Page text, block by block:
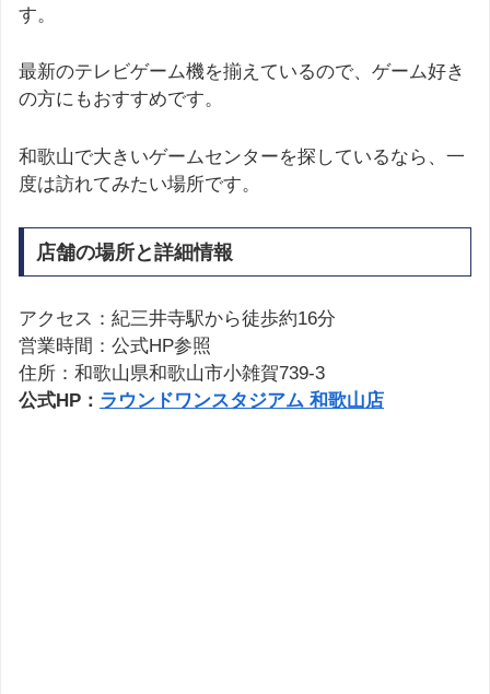
す。
最新のテレビゲーム機を揃えているので、ゲーム好き
の方にもおすすめです。
和歌山で大きいゲームセンターを探しているなら、一
度は訪れてみたい場所です。
店舗の場所と詳細情報
アクセス：紀三井寺駅から徒歩約16分
営業時間：公式HP参照
住所：和歌山県和歌山市小雑賀739-3
公式HP： ラウンドワンスタジアム 和歌山店